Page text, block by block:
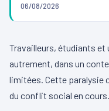
06/08/2026
Travailleurs, étudiants et
autrement, dans un
limitées. Cette paralysie
du conflit social en cours.